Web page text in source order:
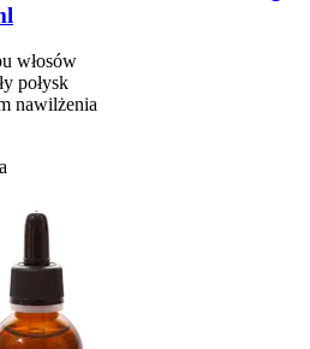
włosów
połysk
nawilżenia